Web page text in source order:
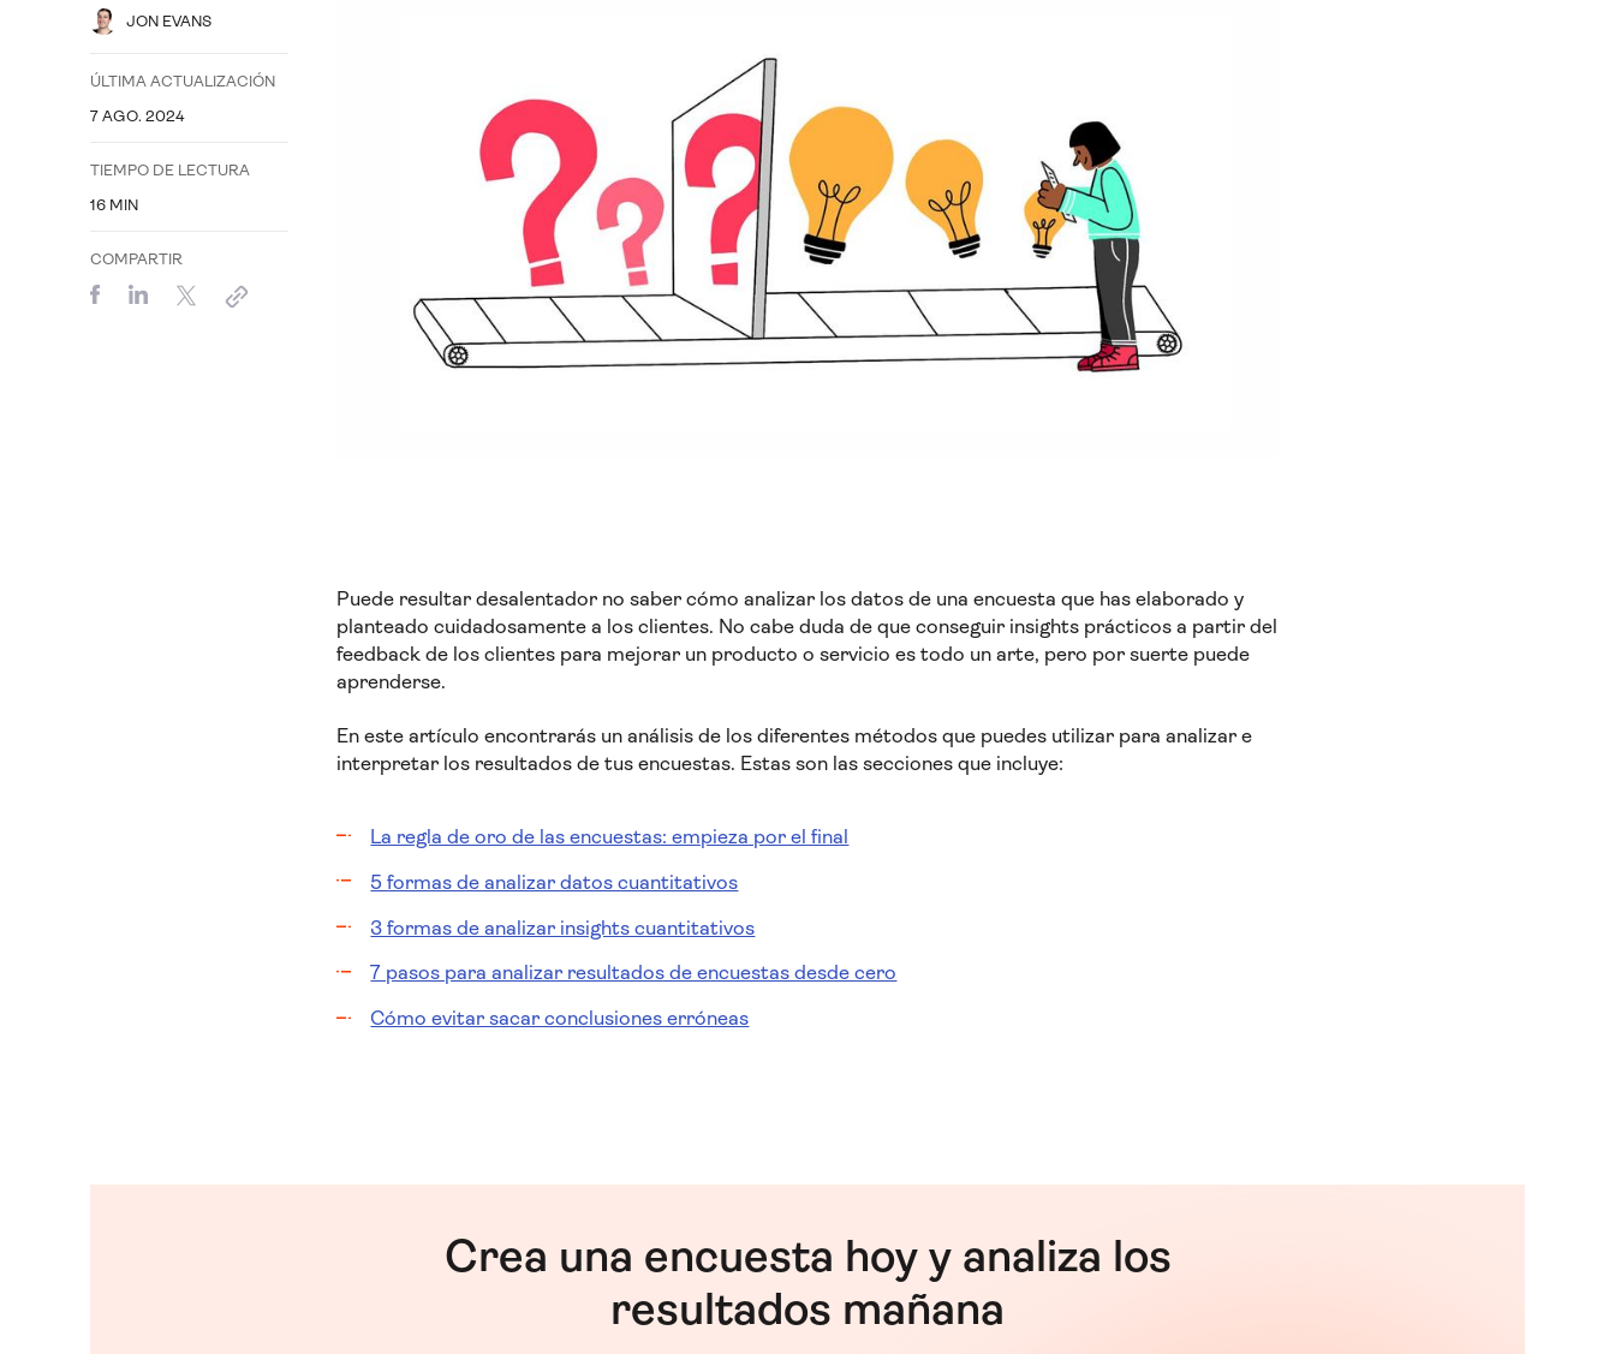
JON EVANS
ÚLTIMA ACTUALIZACIÓN
7 AGO. 2024
TIEMPO DE LECTURA
16 MIN
COMPARTIR
Puede resultar desalentador no saber cómo analizar los datos de una encuesta que has elaborado y
planteado cuidadosamente a los clientes. No cabe duda de que conseguir insights prácticos a partir del
feedback de los clientes para mejorar un producto o servicio es todo un arte, pero por suerte puede
aprenderse.
En este artículo encontrarás un análisis de los diferentes métodos que puedes utilizar para analizar e
interpretar los resultados de tus encuestas. Estas son las secciones que incluye:
La regla de oro de las encuestas: empieza por el final
5 formas de analizar datos cuantitativos
3 formas de analizar insights cuantitativos
7 pasos para analizar resultados de encuestas desde cero
Cómo evitar sacar conclusiones erróneas
Crea una encuesta hoy y analiza los
resultados mañana